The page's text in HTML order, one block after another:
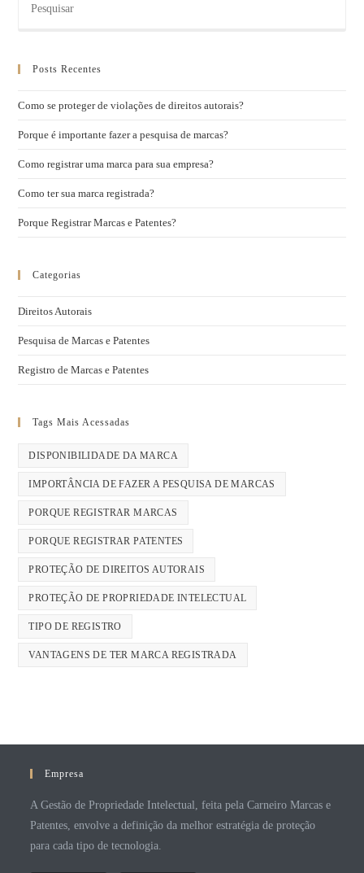
Posts Recentes
Como se proteger de violações de direitos autorais?
Porque é importante fazer a pesquisa de marcas?
Como registrar uma marca para sua empresa?
Como ter sua marca registrada?
Porque Registrar Marcas e Patentes?
Categorias
Direitos Autorais
Pesquisa de Marcas e Patentes
Registro de Marcas e Patentes
Tags Mais Acessadas
DISPONIBILIDADE DA MARCA
IMPORTÂNCIA DE FAZER A PESQUISA DE MARCAS
PORQUE REGISTRAR MARCAS
PORQUE REGISTRAR PATENTES
PROTEÇÃO DE DIREITOS AUTORAIS
PROTEÇÃO DE PROPRIEDADE INTELECTUAL
TIPO DE REGISTRO
VANTAGENS DE TER MARCA REGISTRADA
Empresa
A Gestão de Propriedade Intelectual, feita pela Carneiro Marcas e
Patentes, envolve a definição da melhor estratégia de proteção
para cada tipo de tecnologia.